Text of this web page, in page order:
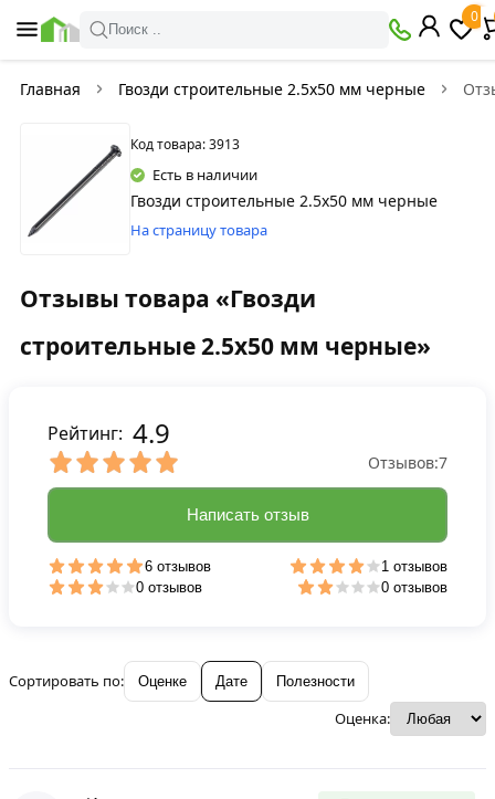
Поиск ..
0
Главная Гвозди строительные 2.5х50 мм черные
Код товара: 3913
Есть в наличии
Гвозди строительные 2.5х50 мм черные
На страницу товара
Отзывы товара «Гвозди
строительные 2.5х50 мм черные»
Сортировать по: Оценке Дате Полезности
Оценка:
Рейтинг: 4.9
Отзывов:7
Написать отзыв
6 отзывов
1 отзывов
0 отзывов
0 отзывов